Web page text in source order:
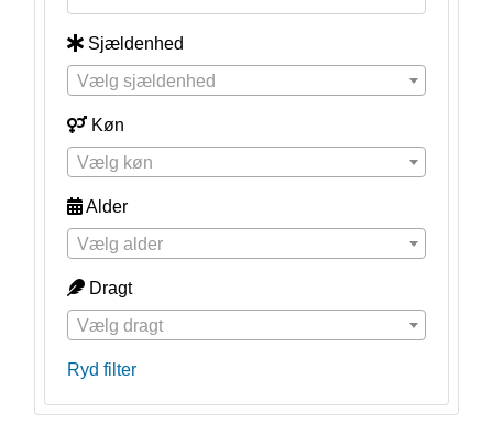
Sjældenhed
Vælg sjældenhed
Køn
Vælg køn
Alder
Vælg alder
Dragt
Vælg dragt
Ryd filter